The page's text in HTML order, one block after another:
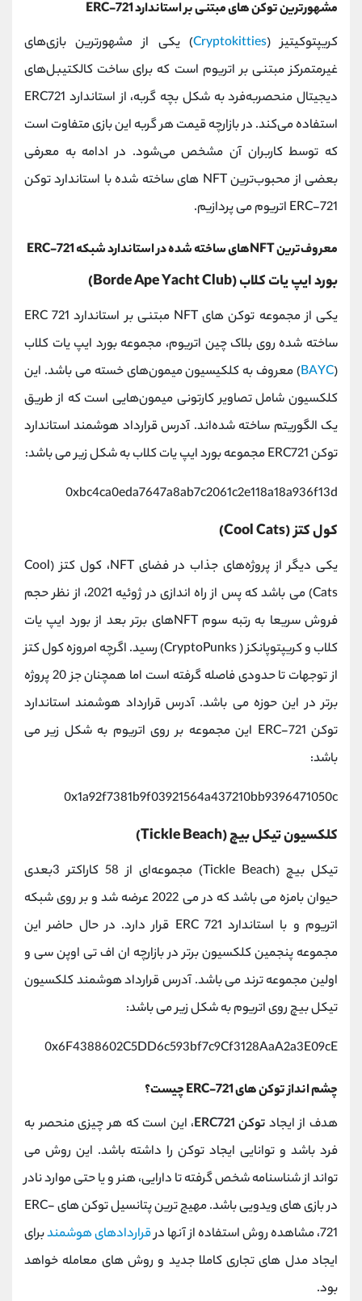
مشهور‌ترین توکن های مبتنی بر استاندارد ERC-721
کریپتوکیتیز (Cryptokitties) یکی از مشهورترین بازی‌های
غیرمتمرکز مبتنی بر اتریوم است که برای ساخت کالکتیبل‌های
دیجیتال منحصربه‌فرد به شکل بچه گربه، از استاندارد ERC721
استفاده می‌کند. در بازارچه قیمت هر گربه این بازی متفاوت است
که توسط کاربران آن مشخص می‌شود. در ادامه به معرفی
بعضی از محبوب‌ترین NFT های ساخته شده با استاندارد توکن
ERC-721 اتریوم می پردازیم.
معروف‌ترین NFTهای ساخته شده در استاندارد شبکه ERC-721
بورد ایپ یات کلاب (Borde Ape Yacht Club)
یکی از مجموعه توکن های NFT مبتنی بر استاندارد ERC 721
ساخته شده روی بلاک چین اتریوم، مجموعه بورد ایپ یات کلاب
(
BAYC) معروف به کلکیسیون میمون‌های خسته می باشد. این
کلکسیون شامل تصاویر کارتونی میمون‌هایی است که از طریق
یک الگوریتم ساخته شده‌اند. آدرس قرارداد هوشمند استاندارد
توکن ERC721 مجموعه بورد ایپ یات کلاب به شکل زیر می باشد:
0xbc4ca0eda7647a8ab7c2061c2e118a18a936f13d
کول کتز (Cool Cats)
یکی دیگر از پروژه‌های جذاب در فضای NFT، کول کتز (Cool
Cats) می باشد که پس از راه ‌اندازی در ژوئیه 2021، از نظر حجم
فروش سریعا به رتبه سوم NFTهای برتر بعد از بورد ایپ یات
کلاب و کریپتوپانکز ( CryptoPunks) رسید. اگرچه امروزه کول کتز
از توجهات تا حدودی فاصله گرفته است اما همچنان جز 20 پروژه
برتر در این حوزه می باشد. آدرس قرارداد هوشمند استاندارد
توکن ERC-721 این مجموعه بر روی اتریوم به شکل زیر می
باشد:
0x1a92f7381b9f03921564a437210bb9396471050c
کلکسیون تیکل بیچ (Tickle Beach)
تیکل بیچ (Tickle Beach) مجموعه‌ای از 58 کاراکتر 3بعدی
حیوان بامزه می باشد که در می 2022 عرضه شد و بر روی شبکه
اتریوم و با استاندارد ERC 721 قرار دارد. در حال حاضر این
مجموعه پنجمین کلکسیون برتر در بازارچه ان اف تی اوپن سی و
اولین مجموعه ترند می باشد. آدرس قرارداد هوشمند کلکسیون
تیکل بیچ روی اتریوم به شکل زیر می باشد:
0x6F4388602C5DD6c593bf7c9Cf3128AaA2a3E09cE
چشم انداز توکن های ERC-721 چیست؟
هدف از ایجاد توکن ERC721
، این است که هر چیزی منحصر به
فرد باشد و توانایی ایجاد توکن را داشته باشد. این روش می
تواند از شناسنامه شخص گرفته تا دارایی، هنر و یا حتی موارد نادر
در بازی های ویدویی باشد. مهیج ترین پتانسیل توکن های ERC-
721، مشاهده روش استفاده از آنها در
قراردادهای هوشمندبرای
ایجاد مدل های تجاری کاملا جدید و روش های معامله خواهد
بود.